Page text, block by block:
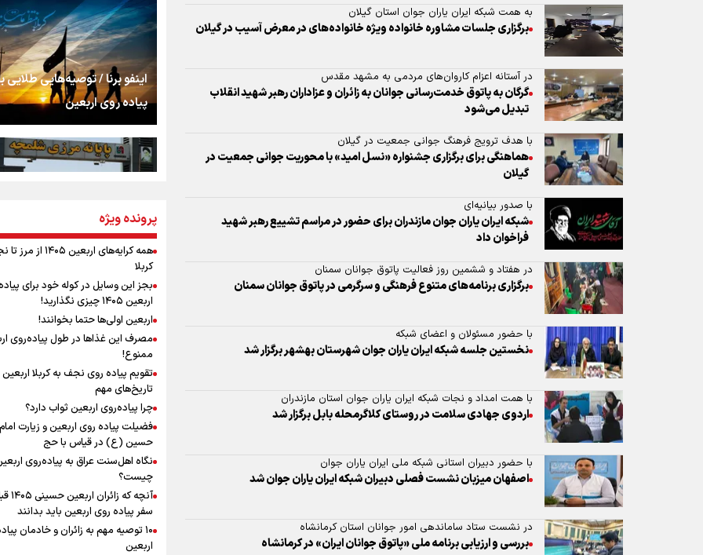
به همت شبکه ایران یاران جوان استان گیلان
برگزاری جلسات مشاوره خانواده ویژه خانواده‌های در معرض آسیب در گیلان
در آستانه اعزام کاروان‌های مردمی به مشهد مقدس
گرگان به پاتوق خدمت‌رسانی جوانان به زائران و عزاداران رهبر شهید انقلاب
تبدیل می‌شود
با هدف ترویج فرهنگ جوانی جمعیت در گیلان
هماهنگی برای برگزاری جشنواره «نسل امید» با محوریت جوانی جمعیت در
گیلان
با صدور بیانیه‌ای
شبکه ایران یاران جوان مازندران برای حضور در مراسم تشییع رهبر شهید
فراخوان داد
در هفتاد و ششمین روز فعالیت پاتوق جوانان سمنان
برگزاری برنامه‌های متنوع فرهنگی و سرگرمی در پاتوق جوانان سمنان
با حضور مسئولان و اعضای شبکه
نخستین جلسه شبکه ایران یاران جوان شهرستان بهشهر برگزار شد
با همت امداد و نجات شبکه ایران یاران جوان استان مازندران
اردوی جهادی سلامت در روستای کلاگرمحله بابل برگزار شد
با حضور دبیران استانی شبکه ملی ایران یاران جوان
اصفهان میزبان نشست فصلی دبیران شبکه ایران یاران جوان شد
در نشست ستاد ساماندهی امور جوانان استان کرمانشاه
بررسی و ارزیابی برنامه ملی «پاتوق جوانان ایران» در کرمانشاه
از طلوع خیابان‌ها تا
اشک
جمله‌ای که بغض
را شکست؛ «آهای مردم،
تهران رفتند»
سه حسرتی که به
نگاه تمدنی رهبر
فضای مجازی
رابطه کارگر و کارفرما
به زوجیت
اینفو برنا / توصیه‌هایی طلایی
پیاده روی اربعین
اینفو برنا / جدول کامل فاصله
شلمچه تا شهرهای زیارتی عراق
اینفو برنا/ میزان مالیات بر ارزش
افزوده چقدر است؟
اینفوبرنا/ سقف معافیت مالیاتی
حقوق کارکنان دولت و
در بودجه ۱۴۰۵ چقدر است؟
پرونده ویژه
همه کرایه‌های اربعین ۱۴۰۵
کربلا
بجز این وسایل در کوله خود برای
اربعین ۱۴۰۵ چیزی نگذارید!
اربعین اولی‌ها حتما بخوانند!
مصرف این غذاها در طول پیاده‌روی
ممنوع!
تاریخ‌های مهم
چرا پیاده‌روی اربعین ثواب دارد؟
فضیلت پیاده روی اربعین و زیارت امام
حسین (ع) در قیاس با حج
نگاه اهل‌سنت عراق به پیاده‌روی
چیست؟
آنچه که
سفر پیاده روی اربعین باید بدانند
۱۰ توصیه مهم به زائران و خادمان
اربعین